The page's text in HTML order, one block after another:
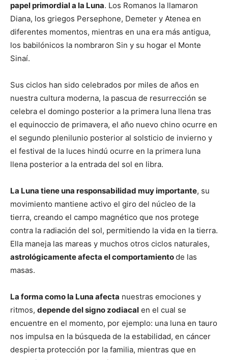
papel primordial a la Luna. Los Romanos la llamaron
Diana, los griegos Persephone, Demeter y Atenea en
diferentes momentos, mientras en una era más antigua,
los babilónicos la nombraron Sin y su hogar el Monte
Sinaí.
Sus ciclos han sido celebrados por miles de años en
nuestra cultura moderna, la pascua de resurrección se
celebra el domingo posterior a la primera luna llena tras
el equinoccio de primavera, el año nuevo chino ocurre en
el segundo plenilunio posterior al solsticio de invierno y
el festival de la luces hindú ocurre en la primera luna
llena posterior a la entrada del sol en libra.
La Luna tiene una responsabilidad muy importante, su
movimiento mantiene activo el giro del núcleo de la
tierra, creando el campo magnético que nos protege
contra la radiación del sol, permitiendo la vida en la tierra.
Ella maneja las mareas y muchos otros ciclos naturales,
astrológicamente afecta el comportamientode las
masas.
La forma como la Luna afecta nuestras emociones y
ritmos, depende del signo zodiacal en el cual se
encuentre en el momento, por ejemplo: una luna en tauro
nos impulsa en la búsqueda de la estabilidad, en cáncer
despierta protección por la familia, mientras que en